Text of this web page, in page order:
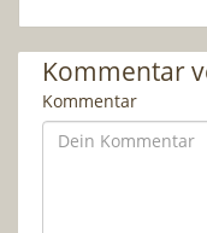
Kommentar
Kommentar